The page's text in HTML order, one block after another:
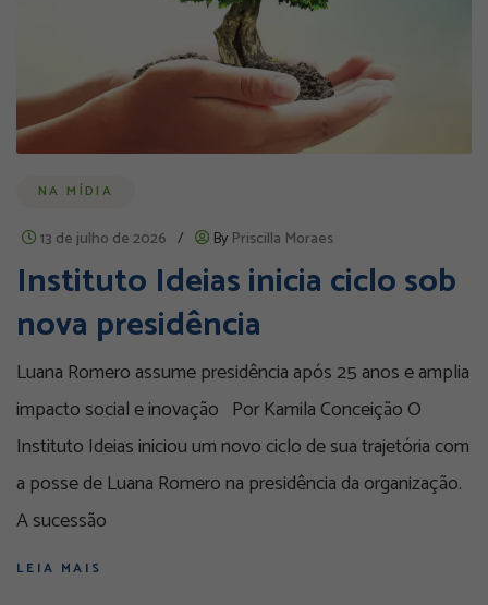
NA MÍDIA
13 de julho de 2026 / By Priscilla Moraes
Instituto Ideias inicia ciclo sob
nova presidência
Luana Romero assume presidência após 25 anos e amplia
impacto social e inovação Por Kamila Conceição O
Instituto Ideias iniciou um novo ciclo de sua trajetória com
a posse de Luana Romero na presidência da organização.
A sucessão
LEIA MAIS